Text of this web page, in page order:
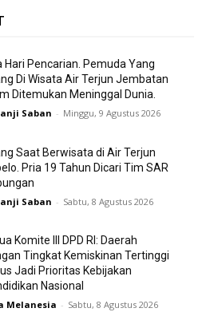
Hari Pencarian. Pemuda Yang
Di Wisata Air Terjun Jembatan
Ditemukan Meninggal Dunia.
Saban - Minggu, 9 Agustus 2026
Saat Berwisata di Air Terjun
Pria 19 Tahun Dicari Tim SAR
Saban - Sabtu, 8 Agustus 2026
Komite III DPD RI: Daerah
Tingkat Kemiskinan Tertinggi
Jadi Prioritas Kebijakan
Nasional
Melanesia - Sabtu, 8 Agustus 2026